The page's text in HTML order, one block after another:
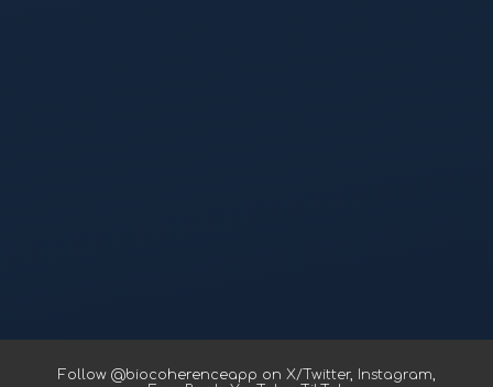
Follow @biocoherenceapp on X/Twitter, Instagram,